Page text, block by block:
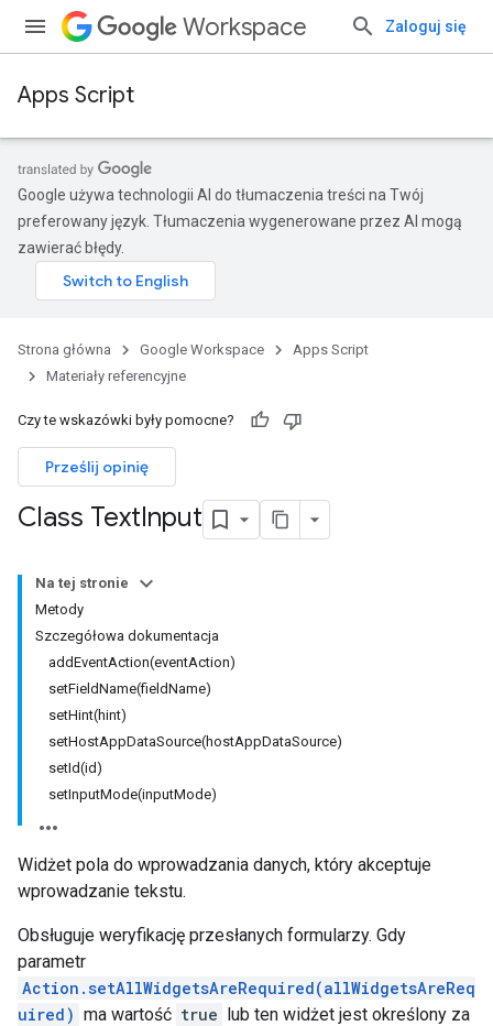
Workspace Zaloguj się
Apps Script
Google używa technologii AI do tłumaczenia treści na Twój
preferowany język. Tłumaczenia wygenerowane przez AI mogą
zawierać błędy.
Strona główna Google Workspace
Apps Script
Materiały referencyjne
Czy te wskazówki były pomocne?
Prześlij opinię
Class TextInput
Na tej stronie
Metody
Szczegółowa dokumentacja
addEventAction(eventAction)
setFieldName(fieldName)
setHint(hint)
setHostAppDataSource(hostAppDataSource)
setId(id)
setInputMode(inputMode)
Widżet pola do wprowadzania danych, który akceptuje
wprowadzanie tekstu.
Obsługuje weryfikację przesłanych formularzy. Gdy
parametr
Action.setAllWidgetsAreRequired(allWidgetsAreReq
uired) ma wartość true lub ten widżet jest określony za